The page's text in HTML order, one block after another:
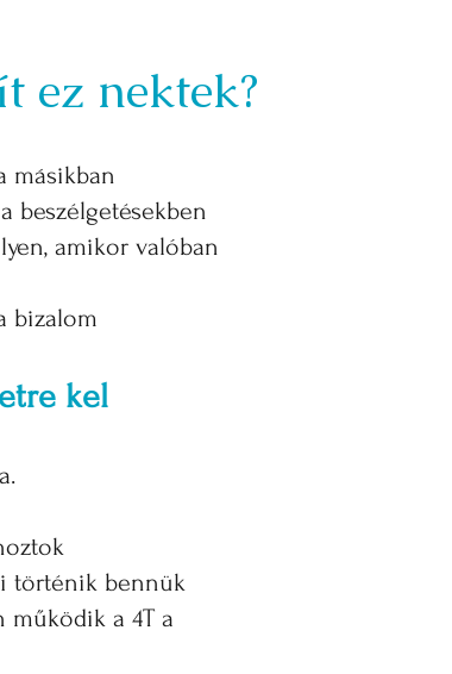
ez nektek?
másikban
beszélgetésekben
amikor valóban
bizalom
kel
történik bennük
működik a 4T a